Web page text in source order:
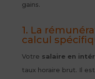
gains.
1. La
calcul
Votre salaire en
taux horaire brut. Il